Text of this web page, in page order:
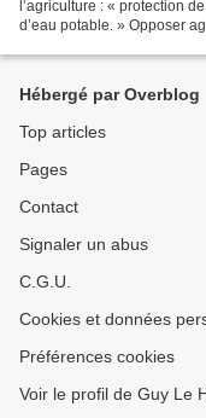
l’agriculture : « protection
d’eau potable. » Opposer
Hébergé par Overblog
Top articles
Pages
Contact
Signaler un abus
C.G.U.
Cookies et données
Préférences cookies
Voir le profil de Guy Le